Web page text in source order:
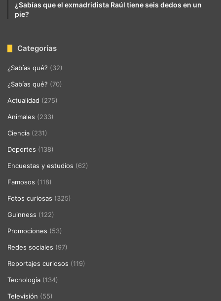
¿Sabías que el exmadridista Raúl tiene seis dedos en un
pie?
Categorías
¿Sabías qué? (32)
¿Sabías qué? (70)
Actualidad (275)
Animales (233)
Ciencia (231)
Deportes (138)
Encuestas y estudios (62)
Famosos (118)
Fotos curiosas (325)
Guinness (122)
Promociones (53)
Redes sociales (97)
Reportajes curiosos (119)
Tecnología (134)
Televisión (55)